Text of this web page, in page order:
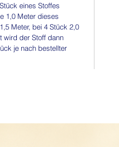
eines Stoffes
1,0 Meter dieses
Meter, bei 4 Stück 2,0
wird der Stoff dann
je nach bestellter